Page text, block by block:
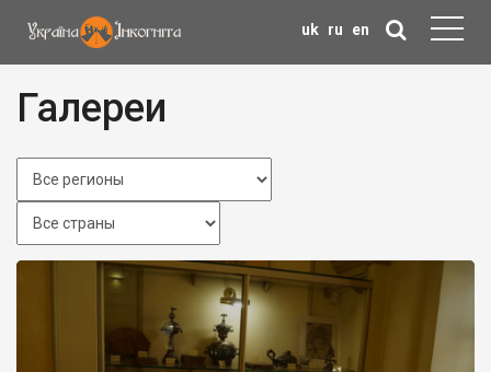
uk ru en
Галереи